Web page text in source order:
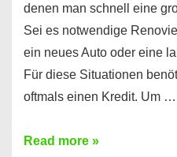
denen man schnell eine
Sei es notwendige
ein neues Auto oder eine
Für diese Situationen
oftmals einen Kredit. Um …
Brauchen
Read more »